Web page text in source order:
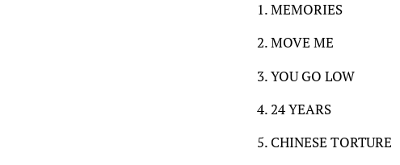
MEMORIES
MOVE ME
YOU GO LOW
24 YEARS
CHINESE TORTURE